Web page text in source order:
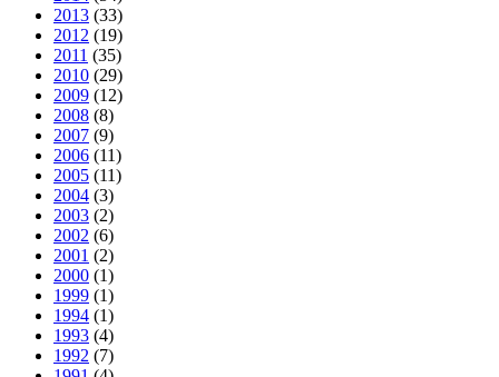
2013 (33)
2012 (19)
2011 (35)
2010 (29)
2009 (12)
2008 (8)
2007 (9)
2006 (11)
2005 (11)
2004 (3)
2003 (2)
2002 (6)
2001 (2)
2000 (1)
1999 (1)
1994 (1)
1993 (4)
1992 (7)